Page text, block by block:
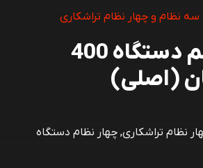
سه نظام و چهار نظام تراشکاری
چهار نظام منظم دستگاه 400
نظام تراشکاری, چهار نظام دستگاه